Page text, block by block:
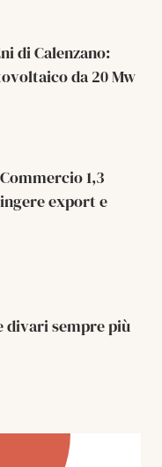
di Calenzano:
da 20 Mw
1,3
export e
divari sempre più